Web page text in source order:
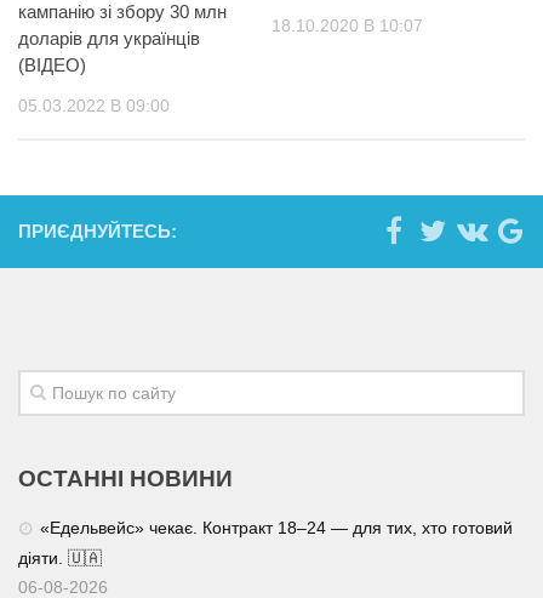
кампанію зі збору 30 млн
доларів для українців
(ВІДЕО)
05.03.2022 В 09:00
18.10.2020 В 10:07
ПРИЄДНУЙТЕСЬ:
ОСТАННІ НОВИНИ
«Едельвейс» чекає. Контракт 18–24 — для тих, хто готовий
діяти. 🇺🇦
06-08-2026